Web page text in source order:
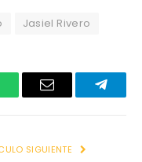
Jasiel Rivero
Email
SIGUIENTE